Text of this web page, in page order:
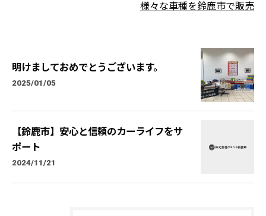
様々な車種を鈴鹿市で販売
明けましておめでとうございます。
2025/01/05
【鈴鹿市】安心と信頼のカーライフをサ
ポート
2024/11/21